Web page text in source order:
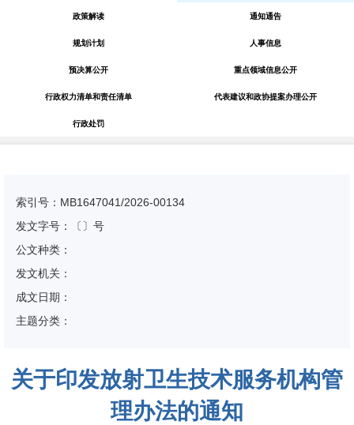
政策解读 通知通告
规划计划 人事信息
预决算公开 重点领域信息公开
行政权力清单和责任清单 代表建议和政协提案办理公开
行政处罚
索引号：MB1647041/2026-00134
发文字号：〔〕号
公文种类：
发文机关：
成文日期：
主题分类：
关于印发放射卫生技术服务机构管
理办法的通知